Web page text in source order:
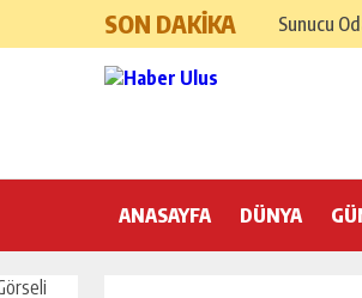
SON DAKİKA
Sunucu
Google
Kemer’de
ANASAYFA DÜNYA